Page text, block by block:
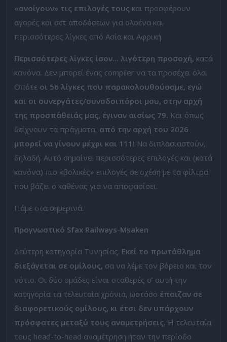
«ανοίγουν» τις επιλογές τους και προσφέρουν
αγορές και σετ αποδόσεων για ολοένα και
περισσότερες λίγκες από Ασία και Αφρική.
Περισσότερες λίγκες ίσον… λιγότερη προσοχή, κατά
κανόνα. Δεν μπορεί ένας compiler να τα προσέχει όλα.
Οπότε οι 56 λίγκες που παρακολουθούσαμε, εγώ
και οι συνεργάτες/συνοδοιπόροι μου, στην αρχή
της προσπάθειάς μας, έγιναν αισίως 79. Και όπως
δείχνουν τα πράγματα, από την αρχή του 2026
μπορεί να γίνουν μέχρι και 111! Να διπλασιαστούν,
δηλαδή. Αυτό σημαίνει περισσότερες επιλογές και (κατά
κανόνα) πιο «βολικές» επιλογές σε σχέση με τα φίλτρα
που βάζει ο καθένας για να αποφασίσει.
Πάμε στα σημερινά.
Προγνωστικό Sfax Railways-Msaken
Δεύτερη κατηγορία Τυνησίας. Εκεί το πρωτάθλημα
διεξάγεται σε ομίλους, σα να λέμε τον βόρειο και τον
νότιο. Οι δύο ομάδες είναι σταθερές σ’ αυτή την
κατηγορία τα τελευταία χρόνια, ωστόσο έπαιζαν σε
διαφορετικούς ομίλους, κι έτσι δεν υπάρχουν
πρόσφατες μεταξύ τους αναμετρήσεις. Η τελευταία
τους head-to-head αναμέτρηση ήταν την περίοδο